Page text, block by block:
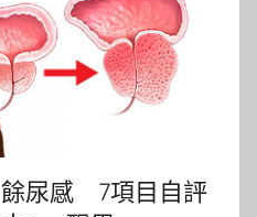
尿感 7項目自評